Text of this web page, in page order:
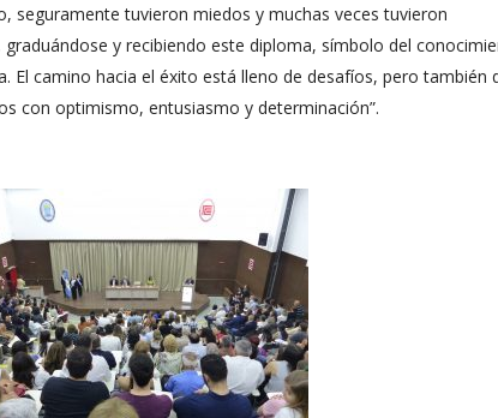
seguramente tuvieron miedos y muchas veces tuvieron
y recibiendo este diploma, símbolo del
El camino hacia el éxito está lleno de desafíos, pero también
con optimismo, entusiasmo y determinación”.